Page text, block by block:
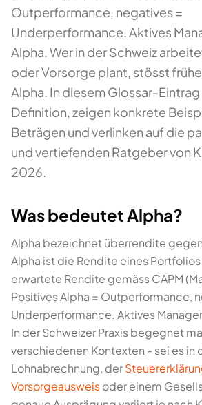
Outperformance, negatives =
Underperformance. Aktives
Alpha. Wer in der Schweiz
oder Vorsorge plant, stösst
Alpha. In diesem Glossar-
Definition, zeigen konkrete
Beträgen und verlinken auf die
und vertiefenden Ratgeber von
2026.
Was bedeutet Alpha?
Alpha bezeichnet überrendite
Alpha ist die Rendite eines
erwartete Rendite gemäss CAPM
Positives Alpha = Outperformance,
Underperformance. Aktives
In der Schweizer Praxis begegnet
verschiedenen Kontexten - sei es in
Lohnabrechnung, der
Vorsorgeausweisoder einem